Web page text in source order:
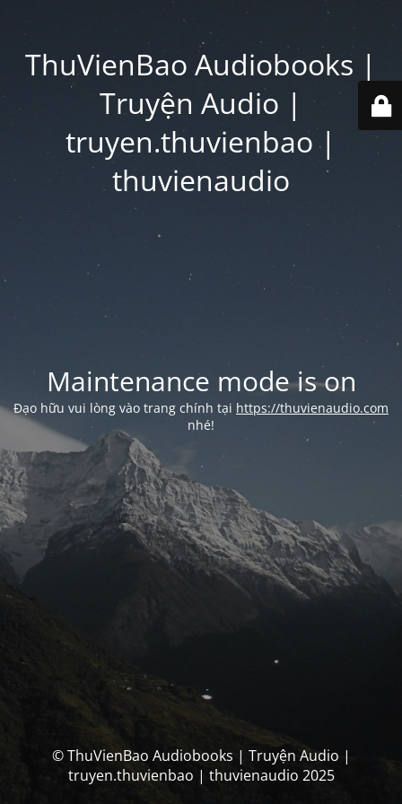
ThuVienBao Audiobooks |
Truyện Audio |
truyen.thuvienbao |
thuvienaudio
Maintenance mode is on
Đạo hữu vui lòng vào trang chính tại https://thuvienaudio.com
nhé!
© ThuVienBao Audiobooks | Truyện Audio |
truyen.thuvienbao | thuvienaudio 2025